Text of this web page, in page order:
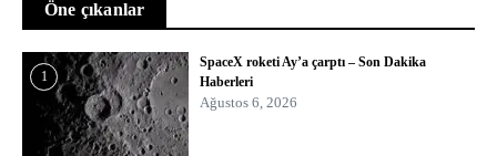
Öne çıkanlar
1
SpaceX roketi Ay’a çarptı – Son Dakika
Haberleri
Ağustos 6, 2026